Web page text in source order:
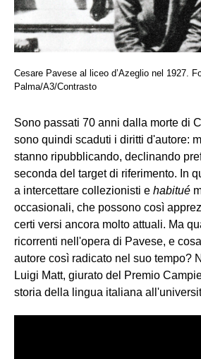
Cesare Pavese al liceo d’Azeglio nel 1927.
Palma/A3/Contrasto
Sono passati 70 anni dalla morte di
sono quindi scaduti i diritti d'autore:
stanno ripubblicando, declinando
seconda del target di riferimento. In
a intercettare collezionisti e habitué
occasionali, che possono così
certi versi ancora molto attuali. Ma
ricorrenti nell'opera di Pavese, e
autore così radicato nel suo tempo?
Luigi Matt, giurato del Premio
storia della lingua italiana